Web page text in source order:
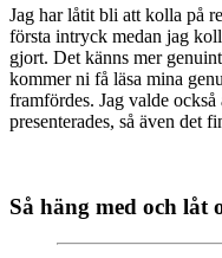
Jag har låtit bli att kolla på
första intryck medan jag
gjort. Det känns mer
kommer ni få läsa mina
framfördes. Jag valde
presenterades, så även det
Så häng med och låt